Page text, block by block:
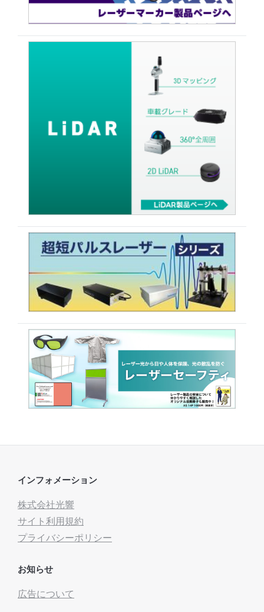
インフォメーション
株式会社光響
サイト利用規約
プライバシーポリシー
お知らせ
広告について